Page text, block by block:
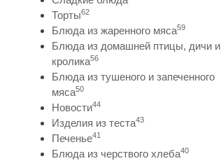
Торты62
Блюда из жаренного мяса59
Блюда из домашней птицы, дичи и
кролика56
Блюда из тушеного и запеченного
мяса50
Новости44
Изделия из теста43
Печенье41
Блюда из черствого хлеба40